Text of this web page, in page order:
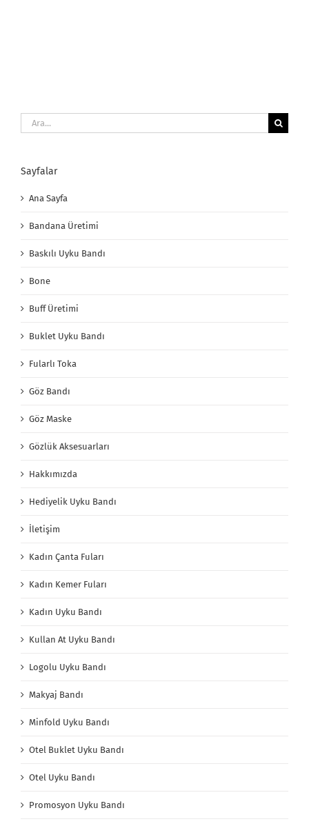
Ara:
Sayfalar
Ana Sayfa
Bandana Üretimi
Baskılı Uyku Bandı
Bone
Buff Üretimi
Buklet Uyku Bandı
Fularlı Toka
Göz Bandı
Göz Maske
Gözlük Aksesuarları
Hakkımızda
Hediyelik Uyku Bandı
İletişim
Kadın Çanta Fuları
Kadın Kemer Fuları
Kadın Uyku Bandı
Kullan At Uyku Bandı
Logolu Uyku Bandı
Makyaj Bandı
Minfold Uyku Bandı
Otel Buklet Uyku Bandı
Otel Uyku Bandı
Promosyon Uyku Bandı